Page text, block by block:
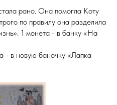
рано. Она помогла Коту
по правилу она разделила
1 монета - в банку «На
- в новую баночку «Лапка